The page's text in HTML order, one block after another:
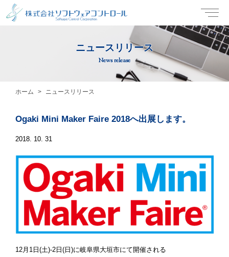
ニュースリリース
News release
ホーム ニュースリリース
Ogaki Mini Maker Faire 2018へ出展します。
2018. 10. 31
12月1日(土)-2日(日)に岐阜県大垣市にて開催される